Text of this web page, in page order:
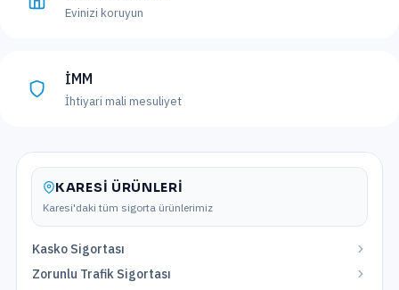
Evinizi koruyun
İMM
İhtiyari mali mesuliyet
KARESI ÜRÜNLERI
Karesi'daki tüm sigorta ürünlerimiz
Kasko Sigortası
Zorunlu Trafik Sigortası